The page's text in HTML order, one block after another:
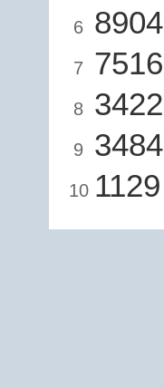
6 8904
7 7516
8 3422
9 3484
10 1129